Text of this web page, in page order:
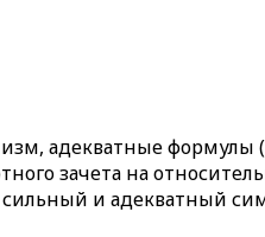
адекватные формулы
зачета на
и адекватный